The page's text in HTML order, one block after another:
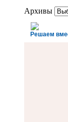
Архивы
Решаем